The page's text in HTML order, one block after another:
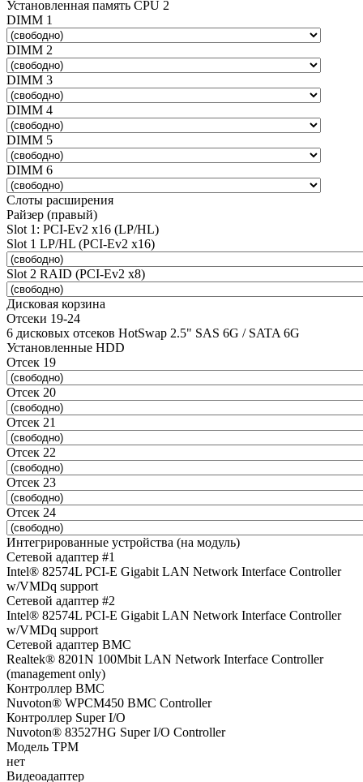
Установленная память CPU 2
DIMM 1
DIMM 2
DIMM 3
DIMM 4
DIMM 5
DIMM 6
Слоты расширения
Райзер (правый)
Slot 1: PCI-Ev2 x16 (LP/HL)
Slot 1 LP/HL (PCI-Ev2 x16)
Slot 2 RAID (PCI-Ev2 x8)
Дисковая корзина
Отсеки 19-24
6 дисковых отсеков HotSwap 2.5" SAS 6G / SATA 6G
Установленные HDD
Отсек 19
Отсек 20
Отсек 21
Отсек 22
Отсек 23
Отсек 24
Интегрированные устройства (на модуль)
Сетевой адаптер #1
Intel® 82574L PCI-E Gigabit LAN Network Interface Controller
w/VMDq support
Сетевой адаптер #2
Intel® 82574L PCI-E Gigabit LAN Network Interface Controller
w/VMDq support
Сетевой адаптер BMC
Realtek® 8201N 100Mbit LAN Network Interface Controller
(management only)
Контроллер BMC
Nuvoton® WPCM450 BMC Controller
Контроллер Super I/O
Nuvoton® 83527HG Super I/O Controller
Модель TPM
нет
Видеоадаптер